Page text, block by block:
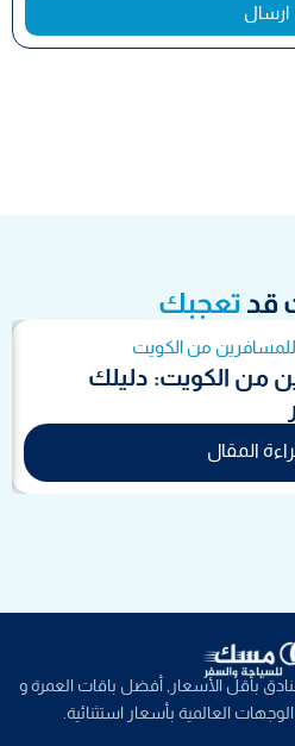
ارسال
قد تعجبك
من الكويت: دليلك
المقال
بأقل الأسعار, أفضل باقات العمرة و
العالمية بأسعار استثنائية.